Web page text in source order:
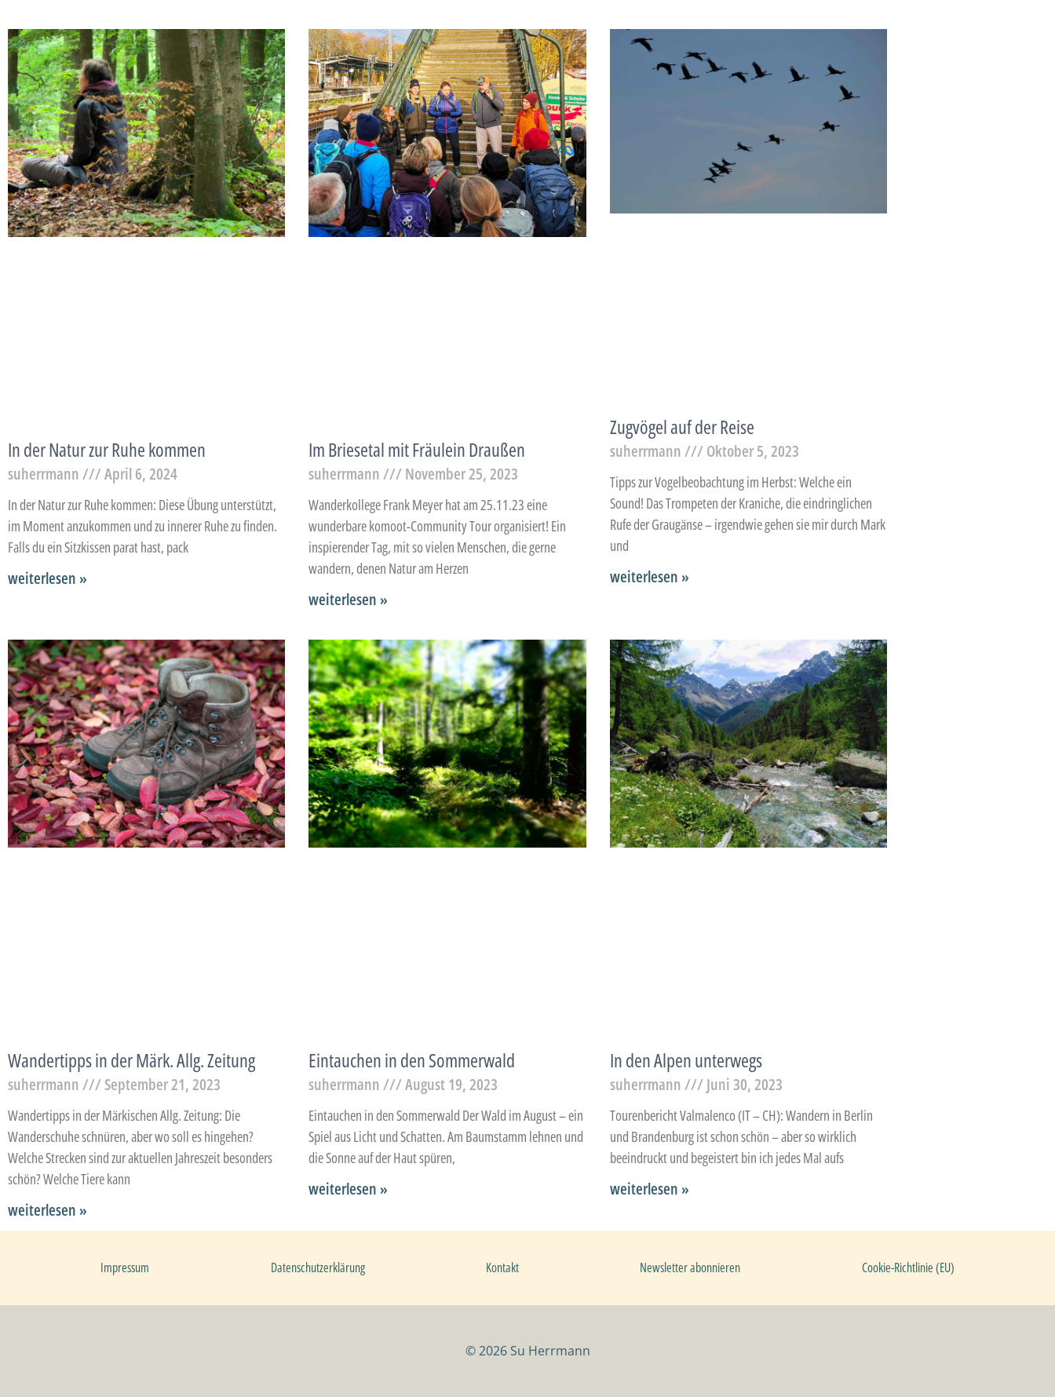
In der Natur zur Ruhe kommen
suherrmann April 6, 2024
In der Natur zur Ruhe kommen: Diese Übung unterstützt,
im Moment anzukommen und zu innerer Ruhe zu finden.
Falls du ein Sitzkissen parat hast, pack
weiterlesen »
Im Briesetal mit Fräulein Draußen
suherrmann November 25, 2023
Wanderkollege Frank Meyer hat am 25.11.23 eine
wunderbare komoot-Community Tour organisiert! Ein
inspierender Tag, mit so vielen Menschen, die gerne
wandern, denen Natur am Herzen
weiterlesen »
Zugvögel auf der Reise
suherrmann Oktober 5, 2023
Tipps zur Vogelbeobachtung im Herbst: Welche ein
Sound! Das Trompeten der Kraniche, die eindringlichen
Rufe der Graugänse – irgendwie gehen sie mir durch Mark
und
weiterlesen »
Wandertipps in der Märk. Allg. Zeitung
suherrmann September 21, 2023
Wandertipps in der Märkischen Allg. Zeitung: Die
Wanderschuhe schnüren, aber wo soll es hingehen?
Welche Strecken sind zur aktuellen Jahreszeit besonders
schön? Welche Tiere kann
weiterlesen »
Eintauchen in den Sommerwald
suherrmann August 19, 2023
Eintauchen in den Sommerwald Der Wald im August – ein
Spiel aus Licht und Schatten. Am Baumstamm lehnen und
die Sonne auf der Haut spüren,
weiterlesen »
In den Alpen unterwegs
suherrmann Juni 30, 2023
Tourenbericht Valmalenco (IT – CH): Wandern in Berlin
und Brandenburg ist schon schön – aber so wirklich
beeindruckt und begeistert bin ich jedes Mal aufs
weiterlesen »
Impressum Datenschutzerklärung Kontakt Newsletter abonnieren Cookie-Richtlinie (EU)
© 2026 Su Herrmann